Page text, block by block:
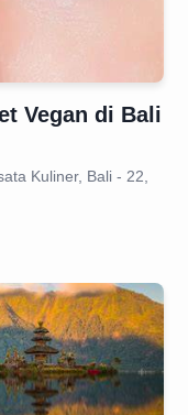
Vegan di Bali
Kuliner, Bali - 22,